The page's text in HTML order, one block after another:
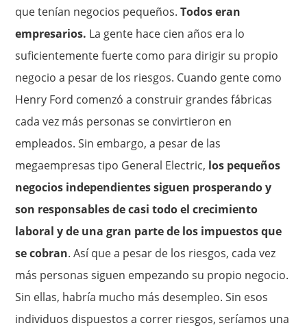
que tenían negocios pequeños. Todos eran
empresarios. La gente hace cien años era lo
suficientemente fuerte como para dirigir su propio
negocio a pesar de los riesgos. Cuando gente como
Henry Ford comenzó a construir grandes fábricas
cada vez más personas se convirtieron en
empleados. Sin embargo, a pesar de las
megaempresas tipo General Electric, los pequeños
negocios independientes siguen prosperando y
son responsables de casi todo el crecimiento
laboral y de una gran parte de los impuestos que
se cobran. Así que a pesar de los riesgos, cada vez
más personas siguen empezando su propio negocio.
Sin ellas, habría mucho más desempleo. Sin esos
individuos dispuestos a correr riesgos, seríamos una